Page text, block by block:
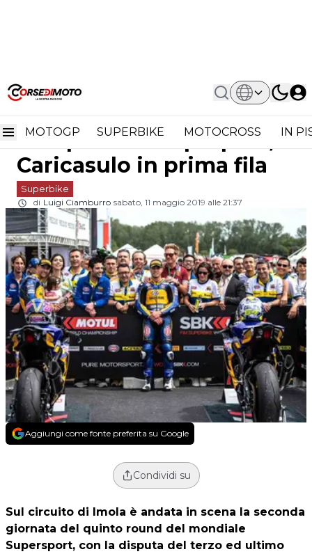
MOTOGP SUPERBIKE MOTOCROSS IN
Home Superbike
Krummenacher Conquista La
Krummenacher
conquista la Superpole,
Caricasulo in prima fila
Superbike
di Luigi Ciamburro sabato, 11 maggio 2019 alle 21:37
Aggiungi come fonte preferita su Google
Condividi su
Sul circuito di Imola è andata in scena la seconda
giornata del quinto round del mondiale
Supersport, con la disputa del terzo ed ultimo